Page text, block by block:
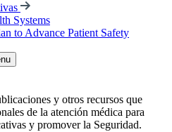
Systems
to Advance Patient Safety
y otros recursos que
de la atención médica para
y promover la Seguridad.